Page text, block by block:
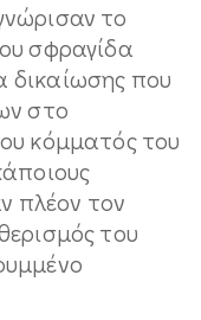
το
σφραγίδα
δικαίωσης που
στο
κόμματός του
πλέον τον
του